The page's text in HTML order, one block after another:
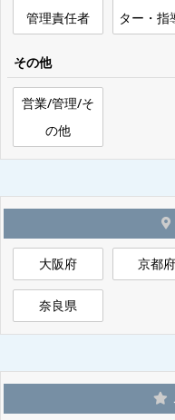
管理責任者 ター・指
その他
営業/管理/そ
の他
大阪府 京都府
奈良県